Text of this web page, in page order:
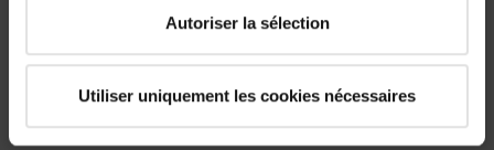
Autoriser la sélection
Utiliser uniquement les cookies nécessaires